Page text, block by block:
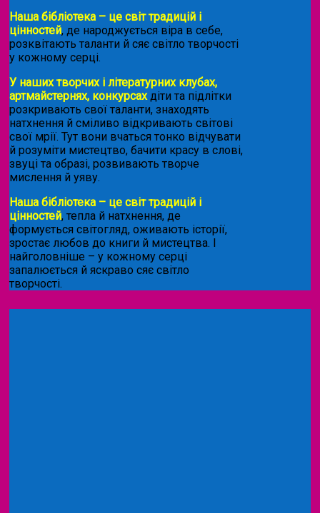
Наша бібліотека – це світ традицій і
цінностей, де народжується віра в себе,
розквітають таланти й сяє світло творчості
у кожному серці.
У наших творчих і літературних клубах,
артмайстернях, конкурсахдіти та підлітки
розкривають свої таланти, знаходять
натхнення й сміливо відкривають світові
свої мрії. Тут вони вчаться тонко відчувати
й розуміти мистецтво, бачити красу в слові,
звуці та образі, розвивають творче
мислення й уяву.
Наша бібліотека – це світ традицій і
цінностей, тепла й натхнення, де
формується світогляд, оживають історії,
зростає любов до книги й мистецтва. І
найголовніше – у кожному серці
запалюється й яскраво сяє світло
творчості.